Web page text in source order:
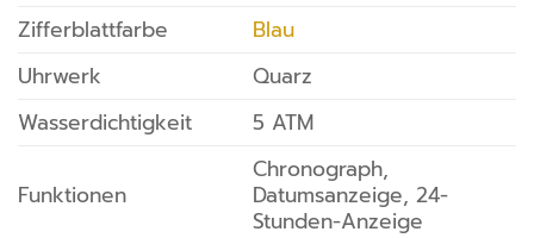
Zifferblattfarbe
Blau
Uhrwerk
Quarz
Wasserdichtigkeit
5 ATM
Funktionen
Chronograph,
Datumsanzeige, 24-
Stunden-Anzeige